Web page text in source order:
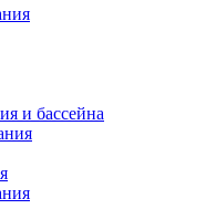
и бассейна